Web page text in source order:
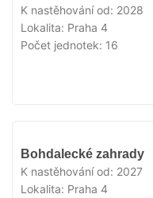
K nastěhování od: 2028
Lokalita: Praha 4
Počet jednotek: 16
Bohdalecké zahrady
K nastěhování od: 2027
Lokalita: Praha 4